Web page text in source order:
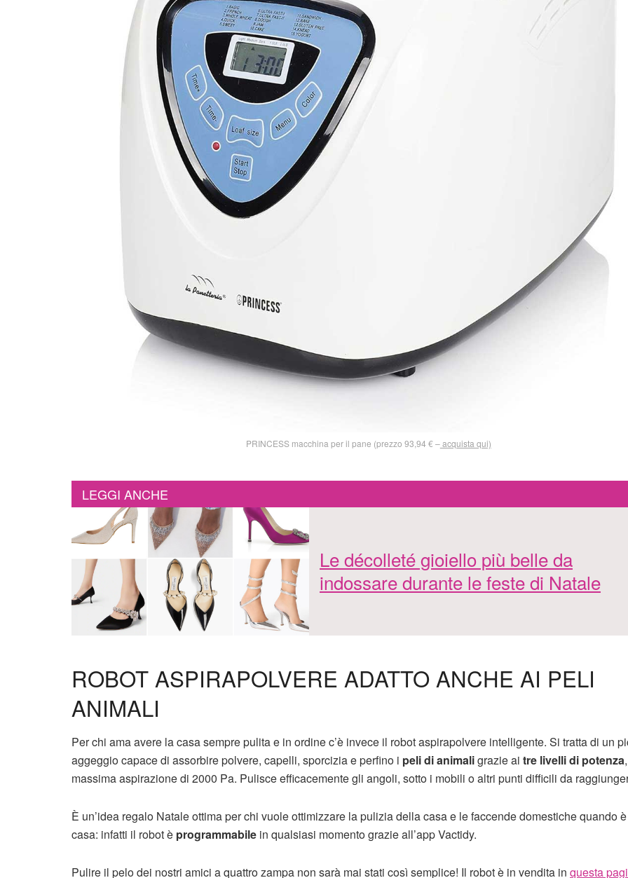
PRINCESS macchina per il pane (prezzo 93,94 € –acquista qui)
LEGGI ANCHE
Le décolleté gioiello più belle da
indossare durante le feste di Natale
ROBOT ASPIRAPOLVERE ADATTO ANCHE AI PELI
ANIMALI
Per chi ama avere la casa sempre pulita e in ordine c’è invece il robot aspirapolvere intelligente. Si tratta di un
aggeggio capace di assorbire polvere, capelli, sporcizia e perfino i peli di animaligrazie ai tre livelli di potenza
massima aspirazione di 2000 Pa. Pulisce efficacemente gli angoli, sotto i mobili o altri punti difficili da
È un’idea regalo Natale ottima per chi vuole ottimizzare la pulizia della casa e le faccende domestiche quando
casa: infatti il robot è programmabile in qualsiasi momento grazie all’app Vactidy.
Pulire il pelo dei nostri amici a quattro zampa non sarà mai stati così semplice! Il robot è in vendita in questa